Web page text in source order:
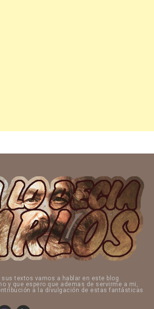
sus textos vamos a hablar en este blog
y que espero que ademas de servirme a mi,
a la divulgación de estas fantásticas